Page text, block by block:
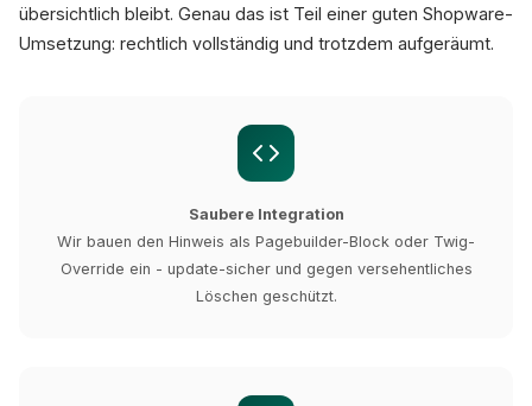
übersichtlich bleibt. Genau das ist Teil einer guten Shopware-
Umsetzung: rechtlich vollständig und trotzdem aufgeräumt.
Saubere Integration
Wir bauen den Hinweis als Pagebuilder-Block oder Twig-
Override ein - update-sicher und gegen versehentliches
Löschen geschützt.